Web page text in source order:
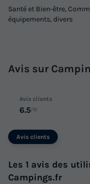
Annulation gratuite
Surface
25m²
Adultes
Santé et Bien-être,
équipements, divers
Avis sur
Avis clients
6.5/10
Avis clients
Les 1 avis des
Campings.fr